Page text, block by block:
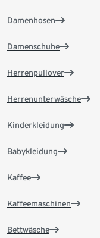
Damenhosen
Damenschuhe
Herrenpullover
Herrenunterwäsche
Kinderkleidung
Babykleidung
Kaffee
Kaffeemaschinen
Bettwäsche